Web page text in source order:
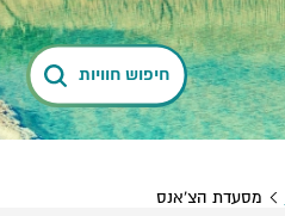
חיפוש חוויות
מסעדת הצ'אנס